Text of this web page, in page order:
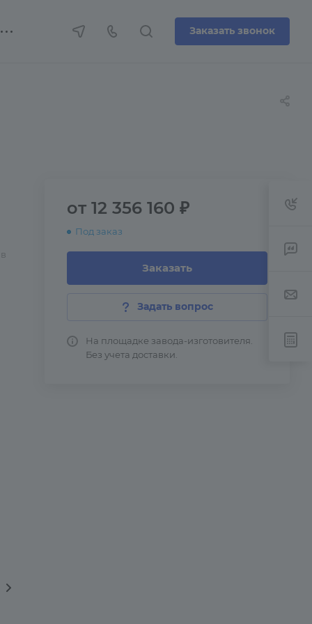
Заказать звонок
от 12 356 160 ₽
Под заказ
Заказать
Задать вопрос
На площадке завода-изготовителя.
Без учета доставки.